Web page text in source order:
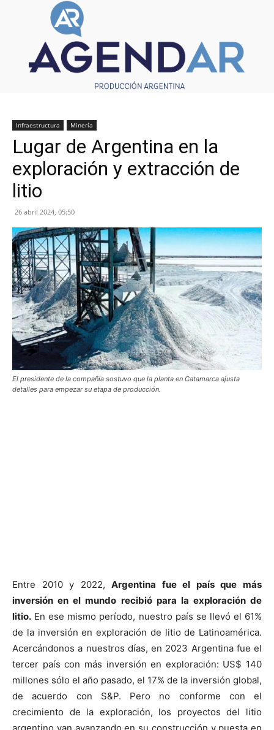
Infraestructura Minería
Lugar de Argentina en la
exploración y extracción de
litio
26 abril 2024, 05:50
El presidente de la compañía sostuvo que la planta en Catamarca ajusta
detalles para empezar su etapa de producción.
Entre 2010 y 2022,Argentina fue el país que más
inversión en el mundo recibió para la exploración de
litio. En ese mismo período, nuestro país se llevó el 61%
de la inversión en exploración de litio de Latinoamérica.
Acercándonos a nuestros días, en 2023 Argentina fue el
tercer país con más inversión en exploración: US$ 140
millones sólo el año pasado, el 17% de la inversión global,
de acuerdo con S&P. Pero no conforme con el
crecimiento de la exploración, los proyectos del litio